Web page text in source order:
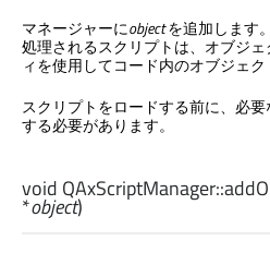
マネージャーにobjectを追加します
処理されるスクリプトは、オブジ
ィを使用してコード内のオブジェク
スクリプトをロードする前に、必
する必要があります。
void QAxScriptManager::
*object)